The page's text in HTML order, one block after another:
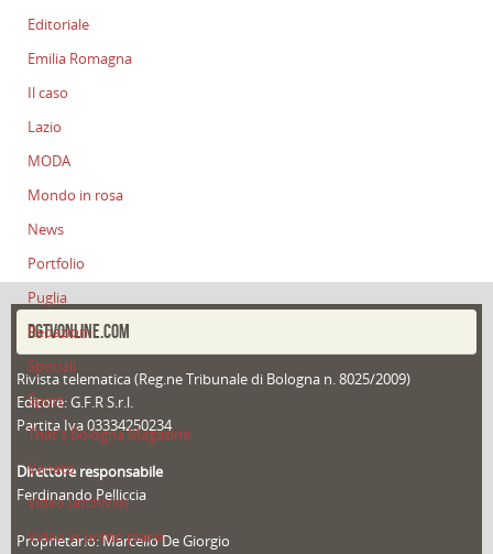
Editoriale
Emilia Romagna
Il caso
Lazio
MODA
Mondo in rosa
News
Portfolio
Puglia
Redazioni
Speciali
Sport
That's Bologna Magazine
Veneto
Video (archivio)
Video in primo piano
DGTVONLINE.COM
Rivista telematica (Reg.ne Tribunale di Bologna n. 8025/2009)
Editore: G.F.R S.r.l.
Partita Iva 03334250234
Direttore responsabile
Ferdinando Pelliccia
Proprietario: Marcello De Giorgio